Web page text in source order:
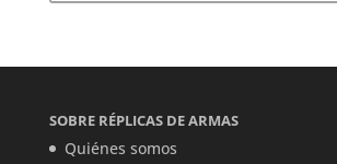
SOBRE RÉPLICAS DE ARMAS
Quiénes somos